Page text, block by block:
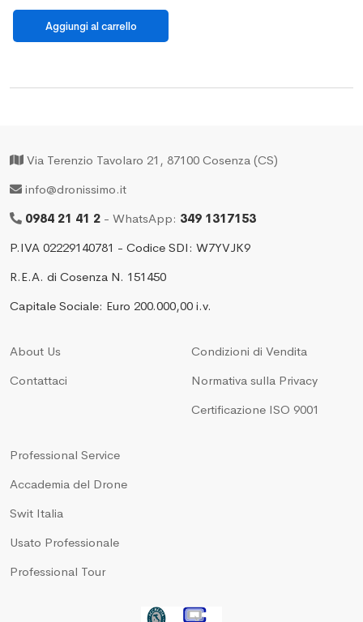
Via Terenzio Tavolaro 21, 87100 Cosenza (CS)
info@dronissimo.it
0984 21 41 2 - WhatsApp: 349 1317153
P.IVA 02229140781 - Codice SDI: W7YVJK9
R.E.A. di Cosenza N. 151450
Capitale Sociale: Euro 200.000,00 i.v.
About Us
Contattaci
Condizioni di Vendita
Normativa sulla Privacy
Certificazione ISO 9001
Professional Service
Accademia del Drone
Swit Italia
Usato Professionale
Professional Tour